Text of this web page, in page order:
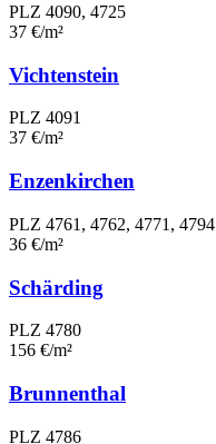
PLZ 4090, 4725
37 €/m²
Vichtenstein
PLZ 4091
37 €/m²
Enzenkirchen
PLZ 4761, 4762, 4771, 4794
36 €/m²
Schärding
PLZ 4780
156 €/m²
Brunnenthal
PLZ 4786